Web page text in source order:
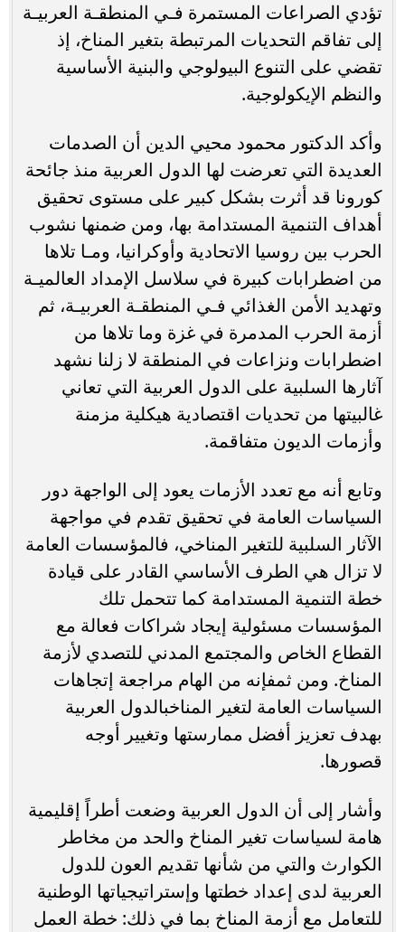
تؤدي الصراعات المستمرة فـي المنطقـة العربيـة
إلى تفاقم التحديات المرتبطة بتغير المناخ، إذ
تقضي على التنوع البيولوجي والبنية الأساسية
والنظم الإيكولوجية.
وأكد الدكتور محمود محيي الدين أن الصدمات
العديدة التي تعرضت لها الدول العربية منذ جائحة
كورونا قد أثرت بشكل كبير على مستوى تحقيق
أهداف التنمية المستدامة بها، ومن ضمنها نشوب
الحرب بين روسيا الاتحادية وأوكرانيا، ومـا تلاها
من اضطرابات كبيرة في سلاسل الإمداد العالميـة
وتهديد الأمن الغذائي فـي المنطقـة العربيـة، ثم
أزمة الحرب المدمرة في غزة وما تلاها من
اضطرابات ونزاعات في المنطقة لا زلنا نشهد
آثارها السلبية على الدول العربية التي تعاني
غالبيتها من تحديات اقتصادية هيكلية مزمنة
وأزمات الديون متفاقمة.
وتابع أنه مع تعدد الأزمات يعود إلى الواجهة دور
السياسات العامة في تحقيق تقدم في مواجهة
الآثار السلبية للتغير المناخي، فالمؤسسات العامة
لا تزال هي الطرف الأساسي القادر على قيادة
خطة التنمية المستدامة كما تتحمل تلك
المؤسسات مسئولية إيجاد شراكات فعالة مع
القطاع الخاص والمجتمع المدني للتصدي لأزمة
المناخ. ومن ثمفإنه من الهام مراجعة إتجاهات
السياسات العامة لتغير المناخبالدول العربية
بهدف تعزيز أفضل ممارستها وتغيير أوجه
قصورها.
وأشار إلى أن الدول العربية وضعت أطراً إقليمية
هامة لسياسات تغير المناخ والحد من مخاطر
الكوارث والتي من شأنها تقديم العون للدول
العربية لدى إعداد خطتها وإستراتيجياتها الوطنية
للتعامل مع أزمة المناخ بما في ذلك: خطة العمل